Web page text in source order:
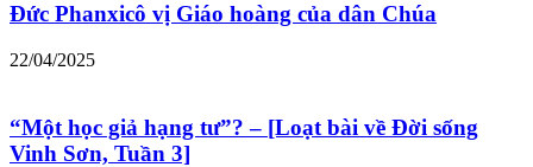
Đức Phanxicô vị Giáo hoàng của dân Chúa
22/04/2025
“Một học giả hạng tư”? – [Loạt bài về Đời sống
Vinh Sơn, Tuần 3]